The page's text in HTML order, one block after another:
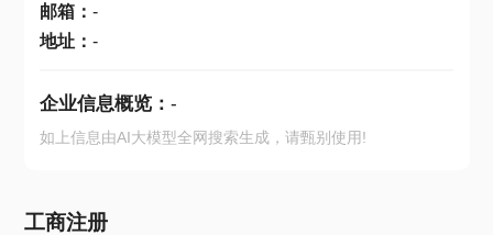
邮箱： -
地址： -
企业信息概览： -
如上信息由AI大模型全网搜索生成，请甄别使用!
工商注册